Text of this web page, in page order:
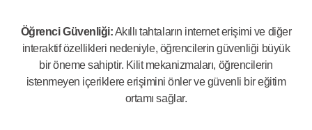
Öğrenci Güvenliği:Akıllı tahtaların internet erişimi ve diğer
interaktif özellikleri nedeniyle, öğrencilerin güvenliği büyük
bir öneme sahiptir. Kilit mekanizmaları, öğrencilerin
istenmeyen içeriklere erişimini önler ve güvenli bir eğitim
ortamı sağlar.